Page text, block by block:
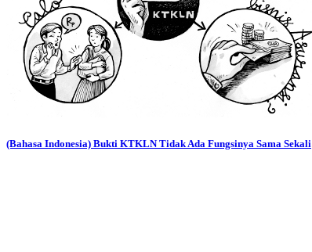
(Bahasa Indonesia) Bukti KTKLN Tidak Ada Fungsinya Sama Sekali